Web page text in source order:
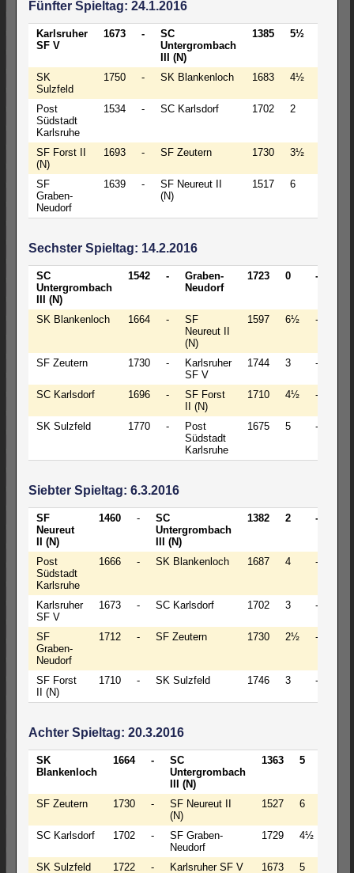
Fünfter Spieltag: 24.1.2016
Karlsruher
SF V
1673 -
SC
Untergrombach
III (N)
1385 5½
SK
Sulzfeld
1750 - SK Blankenloch 1683 4½
Post
Südstadt
Karlsruhe
1534 - SC Karlsdorf 1702 2
SF Forst II
(N)
1693 - SF Zeutern 1730 3½
SF
Graben-
Neudorf
1639 -
SF Neureut II
(N)
1517 6
Sechster Spieltag: 14.2.2016
SC
Untergrombach
III (N)
1542 -
Graben-
Neudorf
1723 0 -
SK Blankenloch 1664 -
SF
Neureut II
(N)
1597 6½ -
SF Zeutern 1730 -
Karlsruher
SF V
1744 3 -
SC Karlsdorf 1696 -
SF Forst
II (N)
1710 4½ -
SK Sulzfeld 1770 -
Post
Südstadt
Karlsruhe
1675 5 -
Siebter Spieltag: 6.3.2016
SF
Neureut
II (N)
1460 -
SC
Untergrombach
III (N)
1382 2 -
Post
Südstadt
Karlsruhe
1666 - SK Blankenloch 1687 4 -
Karlsruher
SF V
1673 - SC Karlsdorf 1702 3 -
SF
Graben-
Neudorf
1712 - SF Zeutern 1730 2½ -
SF Forst
II (N)
1710 - SK Sulzfeld 1746 3 -
Achter Spieltag: 20.3.2016
SK
Blankenloch
1664 -
SC
Untergrombach
III (N)
1363 5
SF Zeutern 1730 -
SF Neureut II
(N)
1527 6
SC Karlsdorf 1702 -
SF Graben-
Neudorf
1729 4½
SK Sulzfeld 1722 - Karlsruher SF V 1673 5